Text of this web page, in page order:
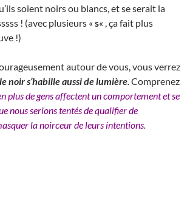
soient noirs ou blancs, et se serait la
! (avec plusieurs « s« , ça fait plus
!)
autour de vous, vous verrez
le noir s’habille aussi de lumière Comprenez
plus de gens affectent un comportement et se
nous serions tentés de qualifier de
la noirceur de leurs intentions.